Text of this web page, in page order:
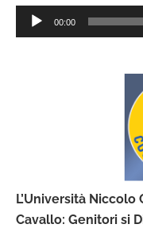
Audio
Player
00:00
L’Università
Cavallo: Genitori si